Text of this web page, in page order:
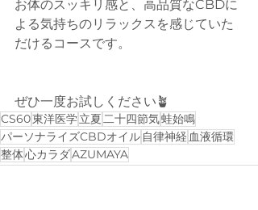
お体のスッキリ感と、高品質なCBDに
よる気持ちのリラックスを感じていた
だけるコースです。
ぜひ一度お試しください🪴
CS60東洋医学立夏二十四節気蛙始鳴
パーソナライズCBDオイル 自律神経 血液循環
整体心カラダAZUMAYA